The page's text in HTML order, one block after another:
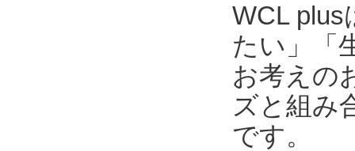
WCL plus
たい」「
お考えの
ズと組み
です。